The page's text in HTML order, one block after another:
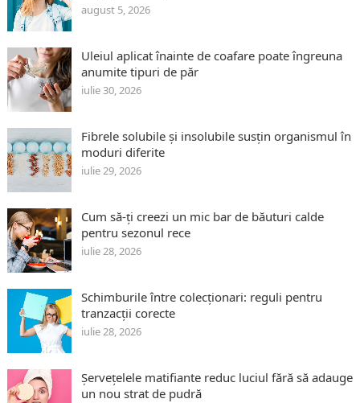
august 5, 2026
Uleiul aplicat înainte de coafare poate îngreuna
anumite tipuri de păr
iulie 30, 2026
Fibrele solubile și insolubile susțin organismul în
moduri diferite
iulie 29, 2026
Cum să-ți creezi un mic bar de băuturi calde
pentru sezonul rece
iulie 28, 2026
Schimburile între colecționari: reguli pentru
tranzacții corecte
iulie 28, 2026
Șervețelele matifiante reduc luciul fără să adauge
un nou strat de pudră